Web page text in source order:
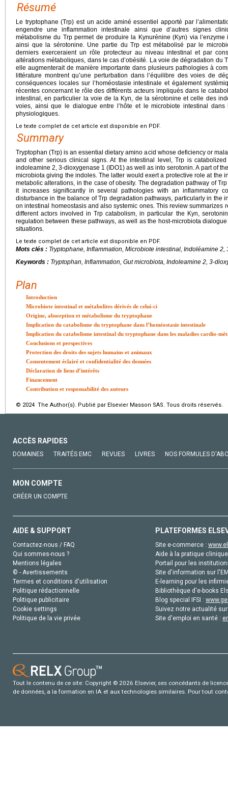
Résumé
Le tryptophane (Trp) est un acide aminé essentiel apporté par
engendre une inflammation intestinale ainsi que d’autres signes
métabolisme du Trp permet de produire la Kynurénine (Kyn) via
ainsi que la sérotonine. Une partie du Trp est métabolisé par le
derniers exerceraient un rôle protecteur au niveau intestinal et par
altérations métaboliques, dans le cas d’obésité. La voie de dégradation du
elle augmenterait de manière importante dans plusieurs pathologies à
littérature montrent qu’une perturbation dans l’équilibre des voies de
conséquences locales sur l’homéostasie intestinale et également
récentes concernant le rôle des différents acteurs impliqués dans le
intestinal, en particulier la voie de la Kyn, de la sérotonine et celle des
voies, ainsi que le dialogue entre l’hôte et le microbiote intestinal
physiologiques.
Le texte complet de cet article est disponible en PDF.
Summary
Tryptophan (Trp) is an essential dietary amino acid whose deficiency or
and other serious clinical signs. At the intestinal level, Trp is
indoleamine 2, 3-dioxygenase 1 (IDO1) as well as into serotonin. A part of
microbiota giving the indoles. The latter would exert a protective role at the
metabolic alterations, in the case of obesity. The degradation pathway of
it increases significantly in several pathologies with an inflammatory
disturbance in the balance of Trp degradation pathways, particularly in the
on intestinal homeostasis and also systemic ones. This review summarizes
different actors involved in Trp catabolism, in particular the Kyn,
regulation between these pathways, as well as the host-microbiota
situations.
Le texte complet de cet article est disponible en PDF.
Mots clés : Tryptophane, Inflammation, Microbiote intestinal, Indoléamine
Keywords : Tryptophan, Inflammation, Gut microbiota, Indoleamine 2, 3-
Plan
Introduction
Microbiote intestinal et métabolites dérivés de celui-ci
Origine, absorption et métabolisme du tryptophane
Implication du catabolisme du tryptophane dans l’homéostasie intestinale
Implication du catabolisme intestinal du tryptophane dans les maladies cardio-
Conclusions et perspectives
Protection des droits des sujets humains et animaux
Consentement éclairé et confidentialité des données
Déclaration de liens d’intérêts
Financement
Contribution et responsabilité des auteurs
© 2024 The Author(s). Publié par Elsevier Masson SAS. Tous droits réservés.
ACCÈS RAPIDES
DOMAINES TRAITÉS EMC REVUES LIVRES NOS FORMULES
MON COMPTE
CRÉER UN COMPTE
AIDE & SUPPORT
Contactez-nous / FAQ
Qui sommes-nous ?
Mentions légales
© - Avertissements
Termes et conditions d'utilisation
Politique rédactionnelle
Politique publicitaire
Cookie settings
Politique de la vie privée
PLATEFORMES
Site e-commerce :
Aide à la pratique
Portail pour les
Site d'information sur
E-learning pour les
Bibliothèque d'e-books
Blog special IFSI :
Suivez notre actualité
Site d'emploi en santé :
Tout le contenu de ce site: Copyright © 2026 Elsevier, ses concédants de
de données, a la formation en IA et aux technologies similaires. Pour tout